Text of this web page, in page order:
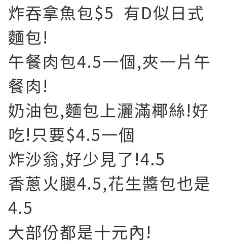
炸吞拿魚包$5 有D似日式
麵包!
午餐肉包4.5一個,夾一片午
餐肉!
奶油包,麵包上灑滿椰絲!好
吃!只要$4.5一個
炸沙翁,好少見了!4.5
香蔥火腿4.5,花生醬包也是
4.5
大部份都是十元內!